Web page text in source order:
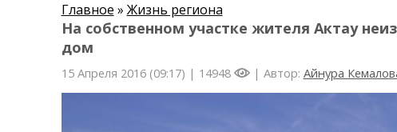
Главное » Жизнь региона
На собственном участке жителя Актау
дом
15 Апреля 2016 (09:17) | 14948 | Автор: Айнура